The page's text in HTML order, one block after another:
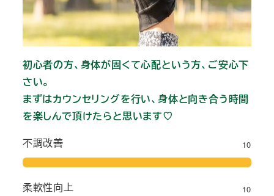
初心者の方、身体が固くて心配という方、ご安心下
さい。
まずはカウンセリングを行い、身体と向き合う時間
を楽しんで頂けたらと思います♡
不調改善
10
柔軟性向上 10